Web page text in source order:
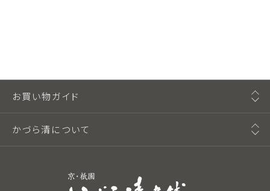
お買い物ガイド
かづら清について